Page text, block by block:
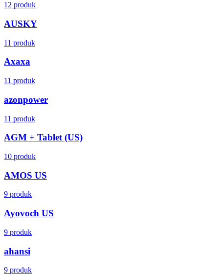
12 produk
AUSKY
11 produk
Axaxa
11 produk
azonpower
11 produk
AGM + Tablet (US)
10 produk
AMOS US
9 produk
Ayovoch US
9 produk
ahansi
9 produk